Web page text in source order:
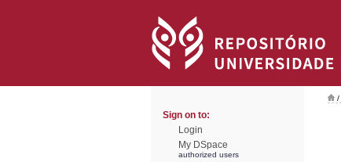
Sign on to:
Login
My DSpace
authorized users
/